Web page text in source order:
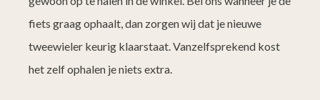
fiets graag ophaalt, dan zorgen wij dat je nieuwe
tweewieler keurig klaarstaat. Vanzelfsprekend kost
het zelf ophalen je niets extra.